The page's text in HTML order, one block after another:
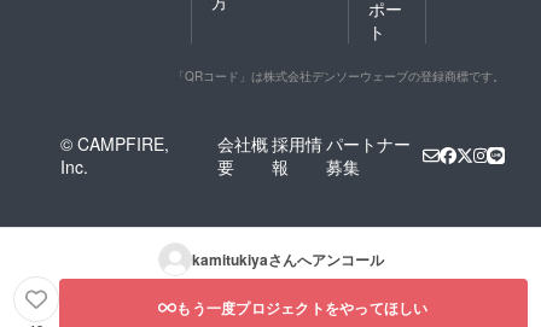
ポー
ト
「QRコード」は株式会社デンソーウェーブの登録商標です。
© CAMPFIRE,
Inc.
会社概
要
採用情
報
パートナー
募集
kamitukiyaさんへアンコール
もう一度プロジェクトをやってほしい